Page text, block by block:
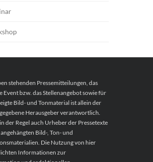
stehenden Pressemitteilungen, das
Event bzw. das Stellenangebot sowie für
Bild- und Tonmaterial ist allein der
Herausgeber verantwortlich.
der Regel auch Urheber der Pressetexte
Bild-, Ton- und
Die Nutzung von hier
Informationen zur